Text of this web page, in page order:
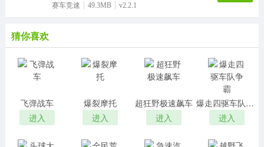
赛车竞速 49.3MB v2.2.1
猜你喜欢
飞弹战车
进入
爆裂摩托
进入
超狂野极速飙车
进入
爆走四驱车队争霸
进入